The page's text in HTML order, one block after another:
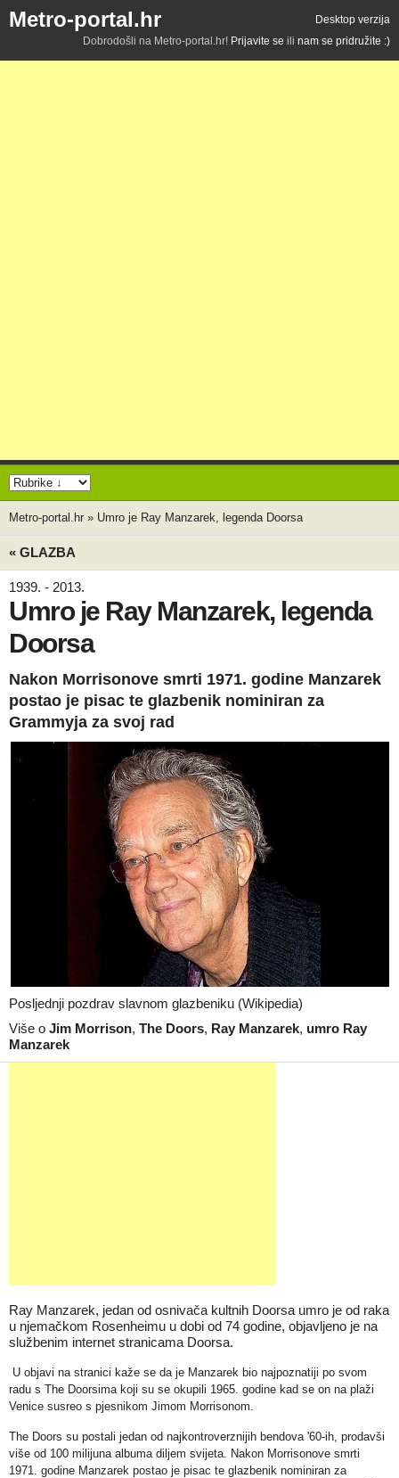
Metro-portal.hr
Desktop verzija
Dobrodošli na Metro-portal.hr! Prijavite se ili nam se pridružite :)
Metro-portal.hr » Umro je Ray Manzarek, legenda Doorsa
« GLAZBA
1939. - 2013.
Umro je Ray Manzarek, legenda
Doorsa
Nakon Morrisonove smrti 1971. godine Manzarek
postao je pisac te glazbenik nominiran za
Grammyja za svoj rad
Posljednji pozdrav slavnom glazbeniku (Wikipedia)
Više o Jim Morrison, The Doors, Ray Manzarek, umro Ray
Manzarek
Ray Manzarek, jedan od osnivača kultnih Doorsa umro je od raka
u njemačkom Rosenheimu u dobi od 74 godine, objavljeno je na
službenim internet stranicama Doorsa.
U objavi na stranici kaže se da je Manzarek bio najpoznatiji po svom
radu s The Doorsima koji su se okupili 1965. godine kad se on na plaži
Venice susreo s pjesnikom Jimom Morrisonom.
The Doors su postali jedan od najkontroverznijih bendova '60-ih, prodavši
više od 100 milijuna albuma diljem svijeta. Nakon Morrisonove smrti
1971. godine Manzarek postao je pisac te glazbenik nominiran za